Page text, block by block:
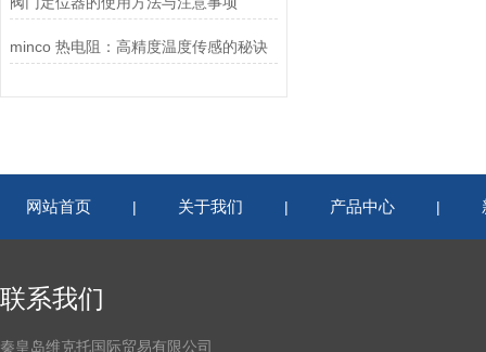
minco 热电阻：高精度温度传感的秘诀
网站首页 | 关于我们 | 产品中心 |
联系我们
秦皇岛维克托国际贸易有限公司